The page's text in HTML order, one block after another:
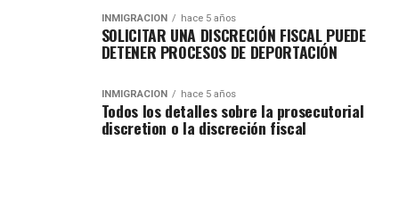
INMIGRACION hace 5 años
SOLICITAR UNA DISCRECIÓN FISCAL PUEDE
DETENER PROCESOS DE DEPORTACIÓN
INMIGRACION hace 5 años
Todos los detalles sobre la prosecutorial
discretion o la discreción fiscal